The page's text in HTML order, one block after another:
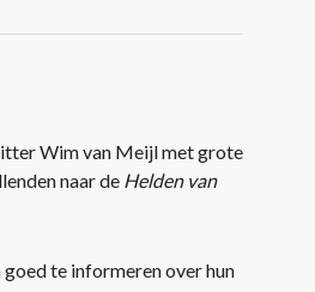
Wim van Meijl met grote
naar de Helden van
te informeren over hun